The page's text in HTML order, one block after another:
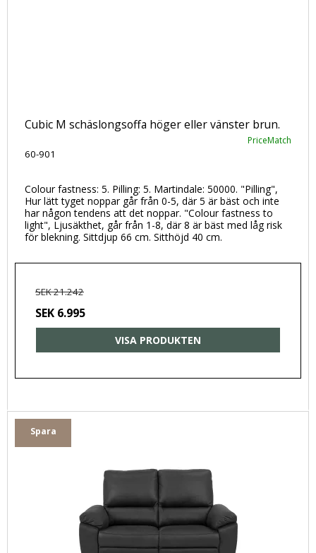
Cubic M schäslongsoffa höger eller vänster brun.
PriceMatch
60-901
Colour fastness: 5. Pilling: 5. Martindale: 50000. "Pilling",
Hur lätt tyget noppar går från 0-5, där 5 är bäst och inte
har någon tendens att det noppar. "Colour fastness to
light", Ljusäkthet, går från 1-8, där 8 är bäst med låg risk
för blekning. Sittdjup 66 cm. Sitthöjd 40 cm.
SEK 21.242
SEK 6.995
VISA PRODUKTEN
Spara